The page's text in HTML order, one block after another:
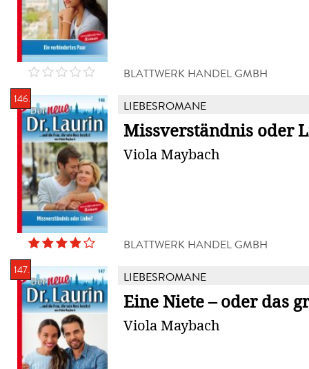
BLATTWERK HANDEL GMBH
146. LIEBESROMANE
Missverständnis oder
Viola Maybach
BLATTWERK HANDEL GMBH
147. LIEBESROMANE
Eine Niete – oder das
Viola Maybach